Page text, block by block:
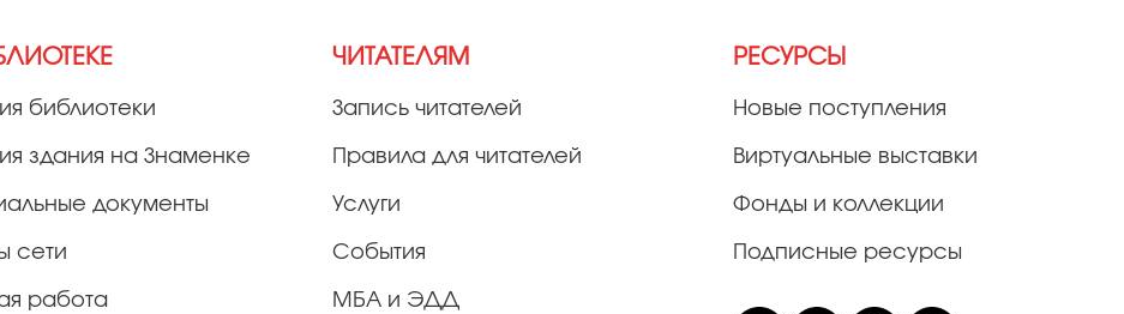
библиотеки
здания на Знаменке
документы
сети
работа
ЧИТАТЕЛЯМ
Запись читателей
Правила для читателей
Услуги
События
МБА и ЭДД
РЕСУРСЫ
Новые поступления
Виртуальные выставки
Фонды и коллекции
Подписные ресурсы